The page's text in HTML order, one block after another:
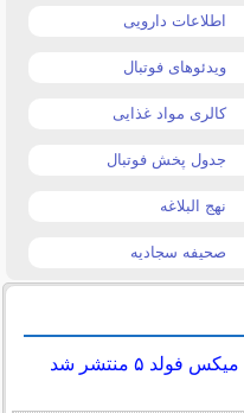
اطلاعات دارویی
ویدئوهای فوتبال
کالری مواد غذایی
جدول پخش فوتبال
نهج البلاغه
صحیفه سجادیه
۵ منتشر شد